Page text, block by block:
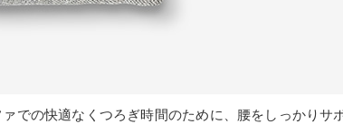
での快適なくつろぎ時間のために、腰をしっかりサ